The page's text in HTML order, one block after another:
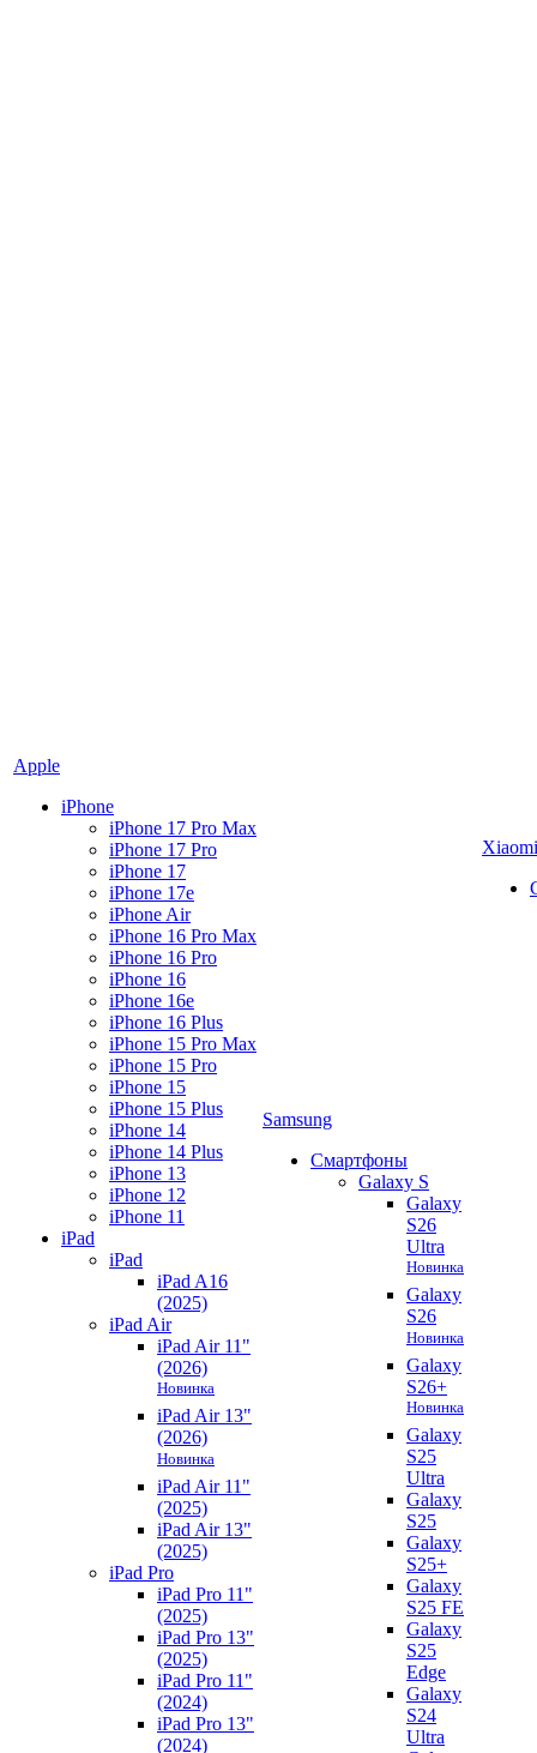
Apple
iPhone
iPhone 17 Pro Max
iPhone 17 Pro
iPhone 17
iPhone 17e
iPhone Air
iPhone 16 Pro Max
iPhone 16 Pro
iPhone 16
iPhone 16e
iPhone 16 Plus
iPhone 15 Pro Max
iPhone 15 Pro
iPhone 15
iPhone 15 Plus
iPhone 14
iPhone 14 Plus
iPhone 13
iPhone 12
iPhone 11
iPad
iPad
iPad A16
(2025)
iPad Air
iPad Air 11"
(2026)
Новинка
iPad Air 13"
(2026)
Новинка
iPad Air 11"
(2025)
iPad Air 13"
(2025)
iPad Pro
iPad Pro 11"
(2025)
iPad Pro 13"
(2025)
iPad Pro 11"
(2024)
iPad Pro 13"
(2024)
Samsung
Смартфоны
Galaxy S
Galaxy
S26
Ultra
Новинка
Galaxy
S26
Новинка
Galaxy
S26+
Новинка
Galaxy
S25
Ultra
Galaxy
S25
Galaxy
S25+
Galaxy
S25 FE
Galaxy
S25
Edge
Galaxy
S24
Ultra
Xiaomi